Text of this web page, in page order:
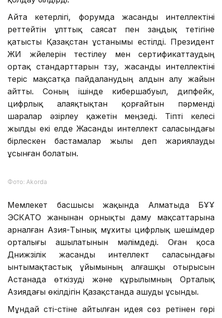
конференциясында жарияланған «Барша адамзат
игілігіне қызмет ететін ЖИ» тұжырымдамасына
қолдау білдірді.
Айта кетерлігі, форумда жасанды интеллектіні
реттейтін ұлттық саясат пен заңдық тетігіне
қатысты Қазақстан ұстанымы естілді. Президент
ЖИ жүйелерін тестілеу мен сертификаттаудың
ортақ стандарттарын түзу, жасанды интеллектіні
теріс мақсатқа пайдаланудың алдын алу жайын
айтты. Соның ішінде кибершабуыл, дипфейк,
цифрлық алаяқтықтан қорғайтын пәрменді
шаралар әзірлеу қажетін меңзеді. Тіпті келесі
жылды екі елде Жасанды интеллект саласындағы
ұсынған болатын.
Фото: Аkorda
Мемлекет басшысы жақында Алматыда БҰҰ
ЭСКАТО жанынан орнықты даму мақсаттарына
арналған Азия-Тынық мұхиты цифрлық шешімдер
орталығы ашылатынын мәлімдеді. Оған қоса
Дүнижүзілік жасанды интеллект саласындағы
ынтымақтастық ұйымының алғашқы отырысын
Астанада өткізуді және құрылымның Орталық